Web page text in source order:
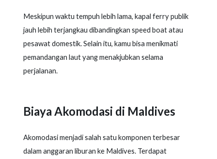
Meskipun waktu tempuh lebih lama, kapal ferry publik
jauh lebih terjangkau dibandingkan speed boat atau
pesawat domestik. Selain itu, kamu bisa menikmati
pemandangan laut yang menakjubkan selama
perjalanan.
Biaya Akomodasi di Maldives
Akomodasi menjadi salah satu komponen terbesar
dalam anggaran liburan ke Maldives. Terdapat